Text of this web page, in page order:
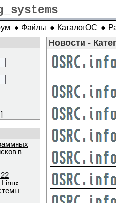
● Файлы ● КаталогОС ●
]
в
Linux.
Новости -